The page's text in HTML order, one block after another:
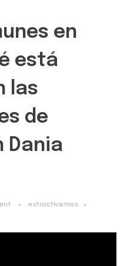
en
está
las
de
Dania
extractivismos